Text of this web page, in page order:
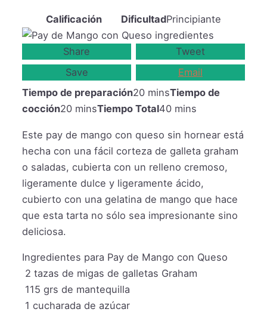
Calificación DificultadPrincipiante
Share
Tweet
Save
Email
Tiempo de preparación20 minsTiempo de
cocción20 minsTiempo Total40 mins
Este pay de mango con queso sin hornear está
hecha con una fácil corteza de galleta graham
o saladas, cubierta con un relleno cremoso,
ligeramente dulce y ligeramente ácido,
cubierto con una gelatina de mango que hace
que esta tarta no sólo sea impresionante sino
deliciosa.
Ingredientes para Pay de Mango con Queso
2 tazas de migas de galletas Graham
115 grs de mantequilla
1 cucharada de azúcar